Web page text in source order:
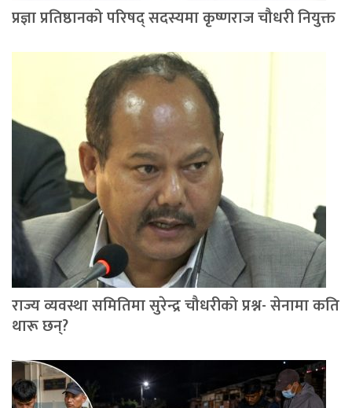
प्रज्ञा प्रतिष्ठानको परिषद् सदस्यमा कृष्णराज चौधरी नियुक्त
राज्य व्यवस्था समितिमा सुरेन्द्र चौधरीको प्रश्न- सेनामा कति
थारू छन्?